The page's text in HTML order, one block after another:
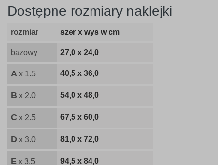
Dostępne rozmiary naklejki
rozmiar szer x wys w cm
bazowy 27,0 x 24,0
A x 1.5 40,5 x 36,0
B x 2.0 54,0 x 48,0
C x 2.5 67,5 x 60,0
D x 3.0 81,0 x 72,0
E x 3.5 94,5 x 84,0